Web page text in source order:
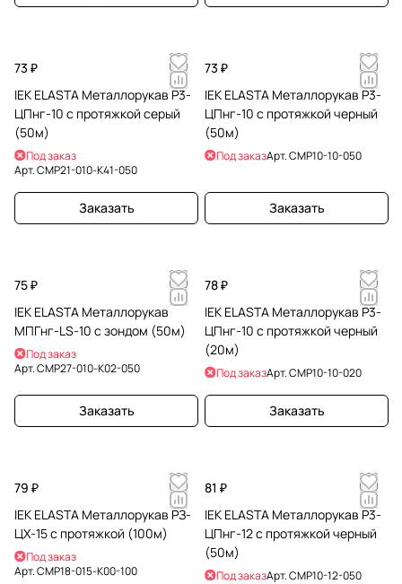
73 ₽
IEK ELASTA Металлорукав Р3-
ЦПнг-10 с протяжкой серый
(50м)
Под заказ
Арт.CMP21-010-K41-050
Заказать
73 ₽
IEK ELASTA Металлорукав Р3-
ЦПнг-10 с протяжкой черный
(50м)
Под заказАрт.CMP10-10-050
Заказать
75 ₽
IEK ELASTA Металлорукав
МПГнг-LS-10 с зондом (50м)
Под заказ
Арт.CMP27-010-K02-050
Заказать
78 ₽
IEK ELASTA Металлорукав Р3-
ЦПнг-10 с протяжкой черный
(20м)
Под заказАрт.CMP10-10-020
Заказать
79 ₽
IEK ELASTA Металлорукав РЗ-
ЦХ-15 с протяжкой (100м)
Под заказ
Арт.CMP18-015-K00-100
81 ₽
IEK ELASTA Металлорукав Р3-
ЦПнг-12 с протяжкой черный
(50м)
Под заказАрт.CMP10-12-050